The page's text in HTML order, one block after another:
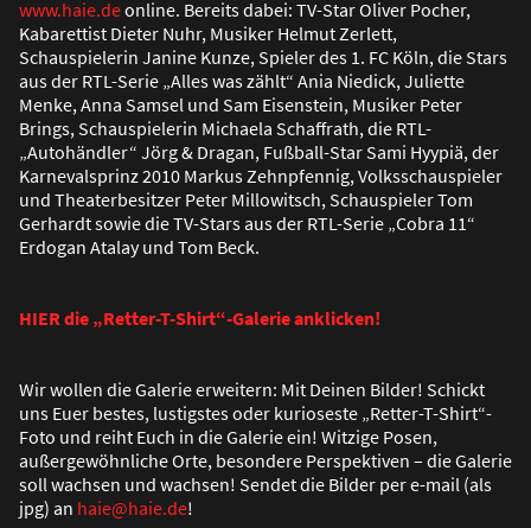
www.haie.deonline. Bereits dabei: TV-Star Oliver Pocher,
Kabarettist Dieter Nuhr, Musiker Helmut Zerlett,
Schauspielerin Janine Kunze, Spieler des 1. FC Köln, die Stars
aus der RTL-Serie „Alles was zählt“ Ania Niedick, Juliette
Menke, Anna Samsel und Sam Eisenstein, Musiker Peter
Brings, Schauspielerin Michaela Schaffrath, die RTL-
„Autohändler“ Jörg & Dragan, Fußball-Star Sami Hyypiä, der
Karnevalsprinz 2010 Markus Zehnpfennig, Volksschauspieler
und Theaterbesitzer Peter Millowitsch, Schauspieler Tom
Gerhardt sowie die TV-Stars aus der RTL-Serie „Cobra 11“
Erdogan Atalay und Tom Beck.
HIER die „Retter-T-Shirt“-Galerie anklicken!
Wir wollen die Galerie erweitern: Mit Deinen Bilder! Schickt
uns Euer bestes, lustigstes oder kurioseste „Retter-T-Shirt“-
Foto und reiht Euch in die Galerie ein! Witzige Posen,
außergewöhnliche Orte, besondere Perspektiven – die Galerie
soll wachsen und wachsen! Sendet die Bilder per e-mail (als
jpg) an haie@haie.de!